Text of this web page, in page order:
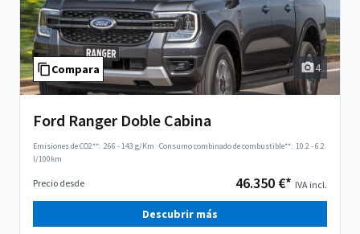
Compara 4
Ford Ranger Doble Cabina
Emisiones de CO2**: 266 - 143 g/Km ·Consumo combinado de combustible**: 10.2 - 6.2
l/100km
Precio desde 46.350 €* IVA incl.
Descubrir más